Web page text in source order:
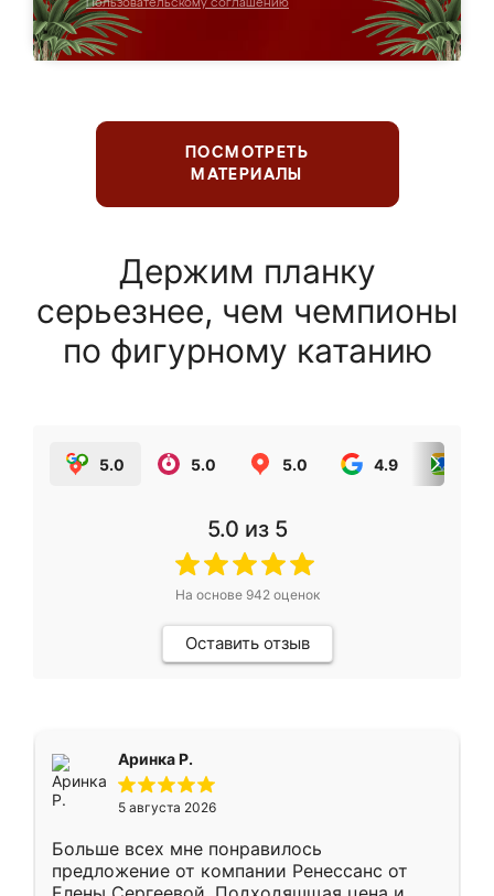
Пользовательскому соглашению
ПОСМОТРЕТЬ
МАТЕРИАЛЫ
Держим планку
серьезнее, чем чемпионы
по фигурному катанию
5.0 5.0 5.0 4.9
5.0 из 5
На основе 942оценок
Оставить отзыв
Аринка Р.
5 августа 2026
Больше всех мне понравилось
предложение от компании Ренессанс от